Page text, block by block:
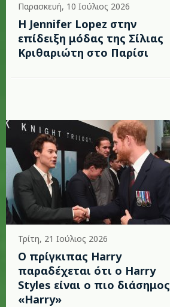
Παρασκευή, 10 Ιούλιος 2026
Η Jennifer Lopez στην
επίδειξη μόδας της Σίλιας
Κριθαριώτη στο Παρίσι
Τρίτη, 21 Ιούλιος 2026
Ο πρίγκιπας Harry
παραδέχεται ότι ο Harry
Styles είναι ο πιο διάσημος
«Harry»